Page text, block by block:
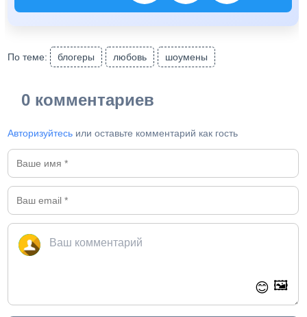
По теме: блогеры любовь шоумены
0 комментариев
Авторизуйтесь или оставьте комментарий как гость
😊 🖼️